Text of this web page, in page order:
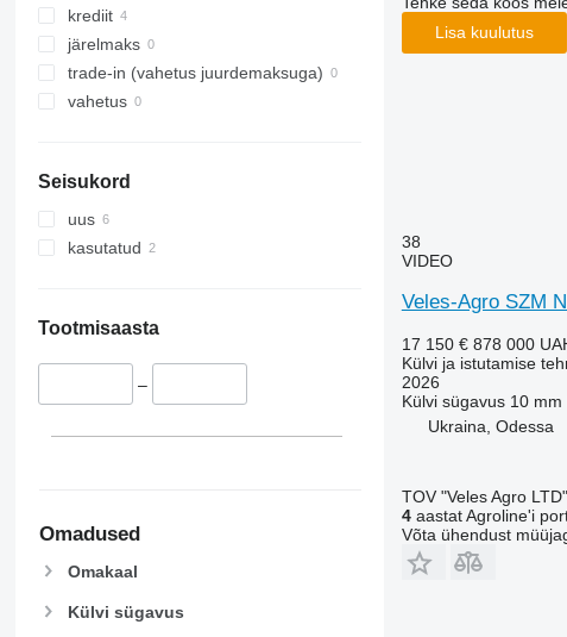
krediit
järelmaks
trade-in (vahetus juurdemaksuga)
vahetus
Seisukord
uus
kasutatud
Tootmisaasta
–
Omadused
Omakaal
Külvi sügavus
Lisa kuulutus
38
VIDEO
Veles-Agro SZM
17 150 € 878 000
Külvi ja istutamise
2026
Külvi sügavus 10 mm
Ukraina, Odessa
TOV "Veles Agro LTD"
4aastat Agroline'i
Võta ühendust